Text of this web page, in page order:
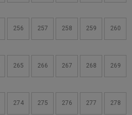
256 257 258 259 260
265 266 267 268 269
274 275 276 277 278